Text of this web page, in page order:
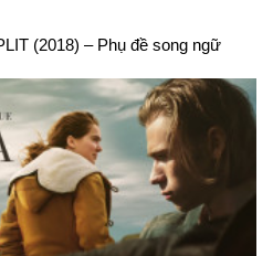
(2018) – Phụ đề song ngữ